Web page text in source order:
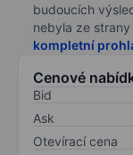
budoucích
nebyla ze
kompletní
Cenové
Bid
Ask
Otevírací cena